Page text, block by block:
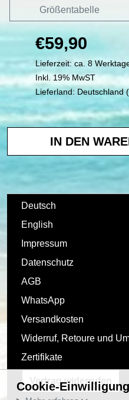
Größentabelle
€59,90
Lieferzeit: ca. 8
Inkl. 19% MwST
Lieferland: Deutschland (
Deutsch
English
Impressum
Datenschutz
AGB
WhatsApp
Versandkosten
Widerruf, Retoure und
Zertifikate
Vertrag widerrufen
Cookie-Einwilligung